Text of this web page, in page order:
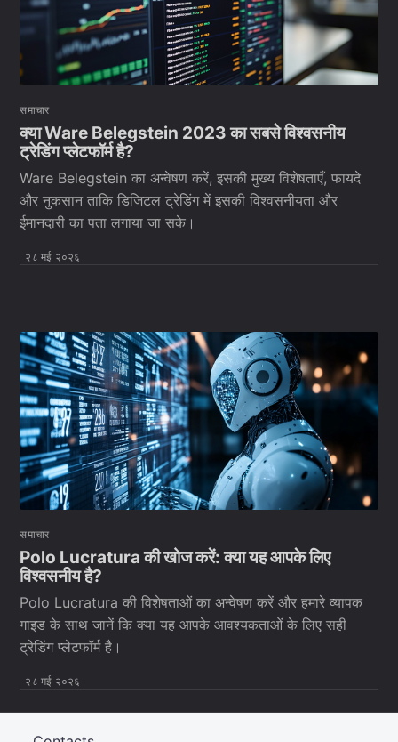
समाचार
क्या Ware Belegstein 2023 का सबसे विश्वसनीय
ट्रेडिंग प्लेटफॉर्म है?
Ware Belegstein का अन्वेषण करें, इसकी मुख्य विशेषताएँ, फायदे
और नुकसान ताकि डिजिटल ट्रेडिंग में इसकी विश्वसनीयता और
ईमानदारी का पता लगाया जा सके।
२८ मई २०२६
समाचार
Polo Lucratura की खोज करें: क्या यह आपके लिए
विश्वसनीय है?
Polo Lucratura की विशेषताओं का अन्वेषण करें और हमारे व्यापक
गाइड के साथ जानें कि क्या यह आपके आवश्यकताओं के लिए सही
ट्रेडिंग प्लेटफॉर्म है।
२८ मई २०२६